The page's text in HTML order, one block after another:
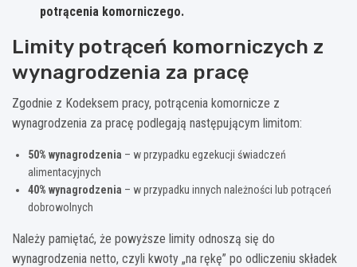
potrącenia komorniczego.
Limity potrąceń komorniczych z
wynagrodzenia za pracę
Zgodnie z Kodeksem pracy, potrącenia komornicze z
wynagrodzenia za pracę podlegają następującym limitom:
50% wynagrodzenia – w przypadku egzekucji świadczeń
alimentacyjnych
40% wynagrodzenia – w przypadku innych należności lub potrąceń
dobrowolnych
Należy pamiętać, że powyższe limity odnoszą się do
wynagrodzenia netto, czyli kwoty „na rękę” po odliczeniu składek